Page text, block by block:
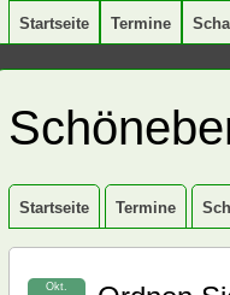
Startseite Termine
Startseite Termine
Okt.